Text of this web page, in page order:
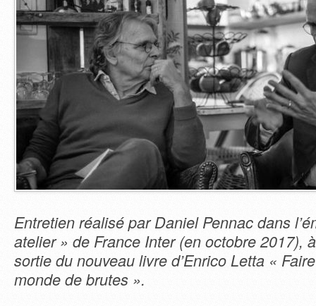
Entretien réalisé par Daniel Pennac dans
atelier » de France Inter (en octobre 2017),
sortie du nouveau livre d’Enrico Letta «
monde de brutes ».